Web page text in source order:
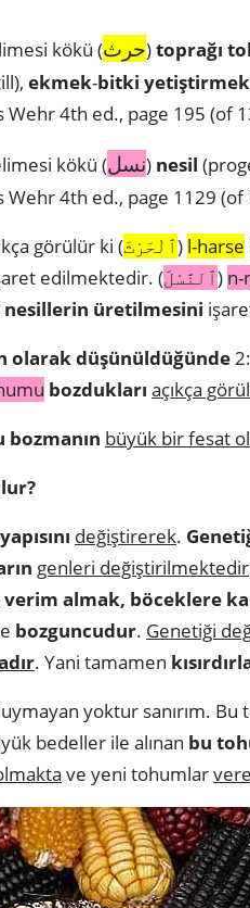
kökü (حرث)toprağı
ekmek-bitki yetiştirmek
Wehr 4th ed., page 195 (of
kökü (نسل) nesil
Wehr 4th ed., page 1129 (of
görülür ki (ٱلْحَرْثَ) l-harse
edilmektedir. (ٱلنَّسْلَ) n-
nesillerin üretilmesini
olarak düşünüldüğünde
bozdukları açıkça
büyük bir fesat
değiştirerek.
genleri değiştirilmektedir
almak, böceklere
bozguncudur. Genetiği
. Yani tamamen
yoktur sanırım.
bedeller ile alınan bu
ve yeni tohumlar